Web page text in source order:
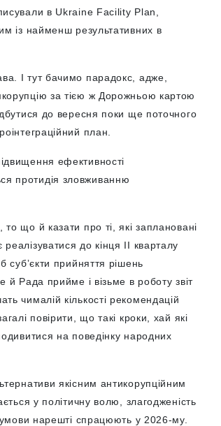
в Ukraine Facility Plan,
із найменш результативних в
І тут бачимо парадокс, адже,
за тією ж Дорожньою картою
до вересня поки ще поточного
план.
ефективності
протидія зловживанню
що й казати про ті, які заплановані
до кінця II кварталу
субʼєкти прийняття рішень
й Рада прийме і візьме в роботу звіт
чималій кількості рекомендацій
повірити, що такі кроки, хай які
на поведінку народних
якісним антикорупційним
у політичну волю, злагодженість
умови нарешті спрацюють у 2026-му.